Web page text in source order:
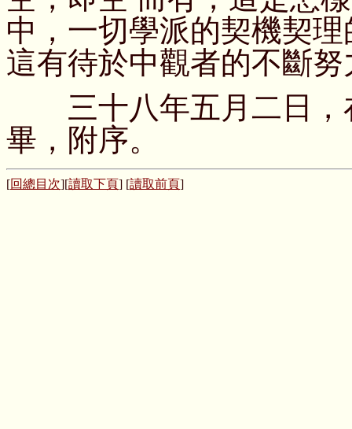
中，一切學派的契機契
這有待於中觀者的不斷努
三十八年五月二日，
畢，附序。
[回總目次][讀取下頁] [讀取前頁]